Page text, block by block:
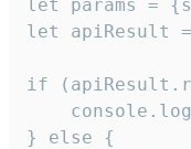
let params
let apiResult
if
} else {